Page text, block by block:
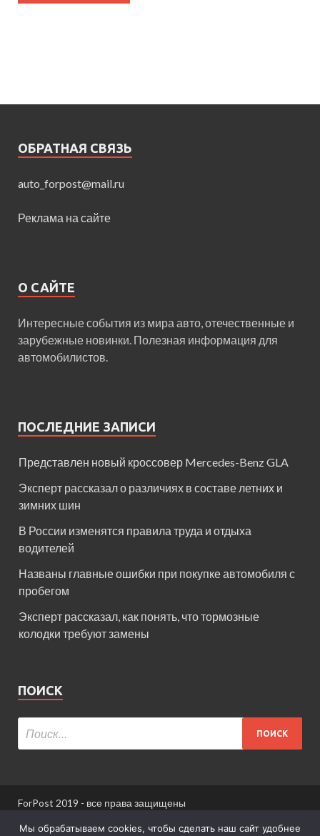
ОБРАТНАЯ СВЯЗЬ
auto_forpost@mail.ru
Реклама на сайте
О САЙТЕ
Интересные события из мира авто, отечественные и
зарубежные новинки. Полезная информация для
автомобилистов.
ПОСЛЕДНИЕ ЗАПИСИ
Представлен новый кроссовер Mercedes-Benz GLA
Эксперт рассказал о различиях в составе летних и
зимних шин
В России изменятся правила труда и отдыха
водителей
Названы главные ошибки при покупке автомобиля с
пробегом
Эксперт рассказал, как понять, что тормозные
колодки требуют замены
ПОИСК
ForPost 2019 - все права защищены
При использовании материалов сайта ссылка
Мы обрабатываем cookies, чтобы сделать наш сайт удобнее